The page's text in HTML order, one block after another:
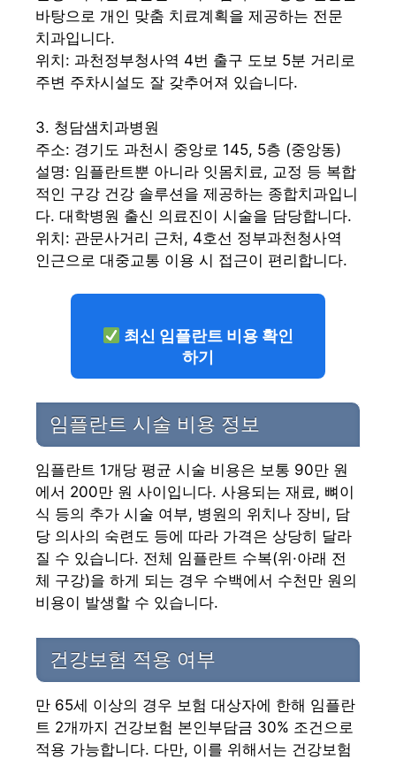
바탕으로 개인 맞춤 치료계획을 제공하는 전문
치과입니다.
위치: 과천정부청사역 4번 출구 도보 5분 거리로
주변 주차시설도 잘 갖추어져 있습니다.
3. 청담샘치과병원
주소: 경기도 과천시 중앙로 145, 5층 (중앙동)
설명: 임플란트뿐 아니라 잇몸치료, 교정 등 복합
적인 구강 건강 솔루션을 제공하는 종합치과입니
다. 대학병원 출신 의료진이 시술을 담당합니다.
위치: 관문사거리 근처, 4호선 정부과천청사역
인근으로 대중교통 이용 시 접근이 편리합니다.
최신 임플란트 비용 확인
하기
임플란트 시술 비용 정보
임플란트 1개당 평균 시술 비용은 보통 90만 원
에서 200만 원 사이입니다. 사용되는 재료, 뼈이
식 등의 추가 시술 여부, 병원의 위치나 장비, 담
당 의사의 숙련도 등에 따라 가격은 상당히 달라
질 수 있습니다. 전체 임플란트 수복(위·아래 전
체 구강)을 하게 되는 경우 수백에서 수천만 원의
비용이 발생할 수 있습니다.
건강보험 적용 여부
만 65세 이상의 경우 보험 대상자에 한해 임플란
트 2개까지 건강보험 본인부담금 30% 조건으로
적용 가능합니다. 다만, 이를 위해서는 건강보험